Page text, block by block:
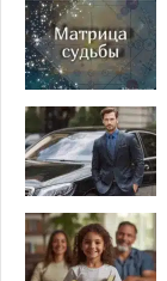
и
ц
з
а
я
в
и
л
ч
и